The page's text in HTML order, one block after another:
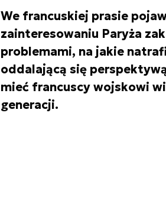
We francuskiej prasie
zainteresowaniu Paryża
problemami, na jakie
oddalającą się
mieć francuscy wojskowi
generacji.